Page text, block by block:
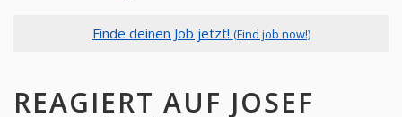
Finde deinen Job jetzt! (Find job now!)
REAGIERT AUF JOSEF